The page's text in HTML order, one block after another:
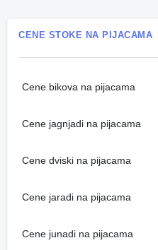
CENE STOKE NA PIJACAMA
Cene bikova na pijacama
Cene jagnjadi na pijacama
Cene dviski na pijacama
Cene jaradi na pijacama
Cene junadi na pijacama